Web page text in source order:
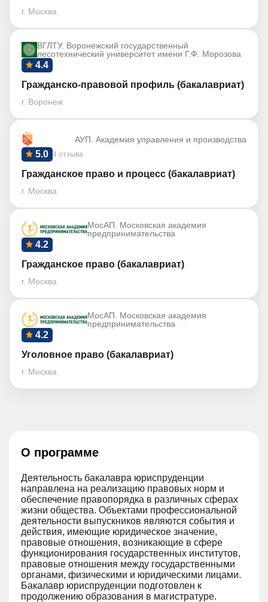
г. Москва
ВГЛТУ. Воронежский государственный
лесотехнический университет имени Г.Ф. Морозова
4.4
Гражданско-правовой профиль (бакалавриат)
г. Воронеж
АУП. Академия управления и производства
4 отзыва
5.0
Гражданское право и процесс (бакалавриат)
г. Москва
МосАП. Московская академия
предпринимательства
4.2
Гражданское право (бакалавриат)
г. Москва
МосАП. Московская академия
предпринимательства
4.2
Уголовное право (бакалавриат)
г. Москва
О программе
Деятельность бакалавра юриспруденции
направлена на реализацию правовых норм и
обеспечение правопорядка в различных сферах
жизни общества. Объектами профессиональной
деятельности выпускников являются события и
действия, имеющие юридическое значение,
правовые отношения, возникающие в сфере
функционирования государственных институтов,
правовые отношения между государственными
органами, физическими и юридическими лицами.
Бакалавр юриспруденции подготовлен к
продолжению образования в магистратуре.